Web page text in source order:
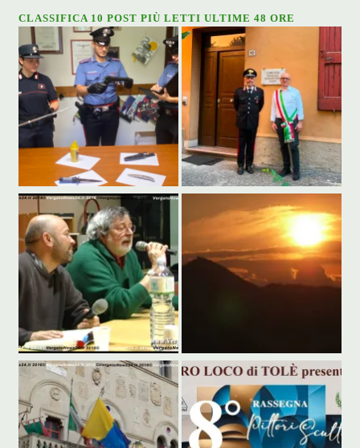
CLASSIFICA 10 POST PIÙ LETTI ULTIME 48 ORE